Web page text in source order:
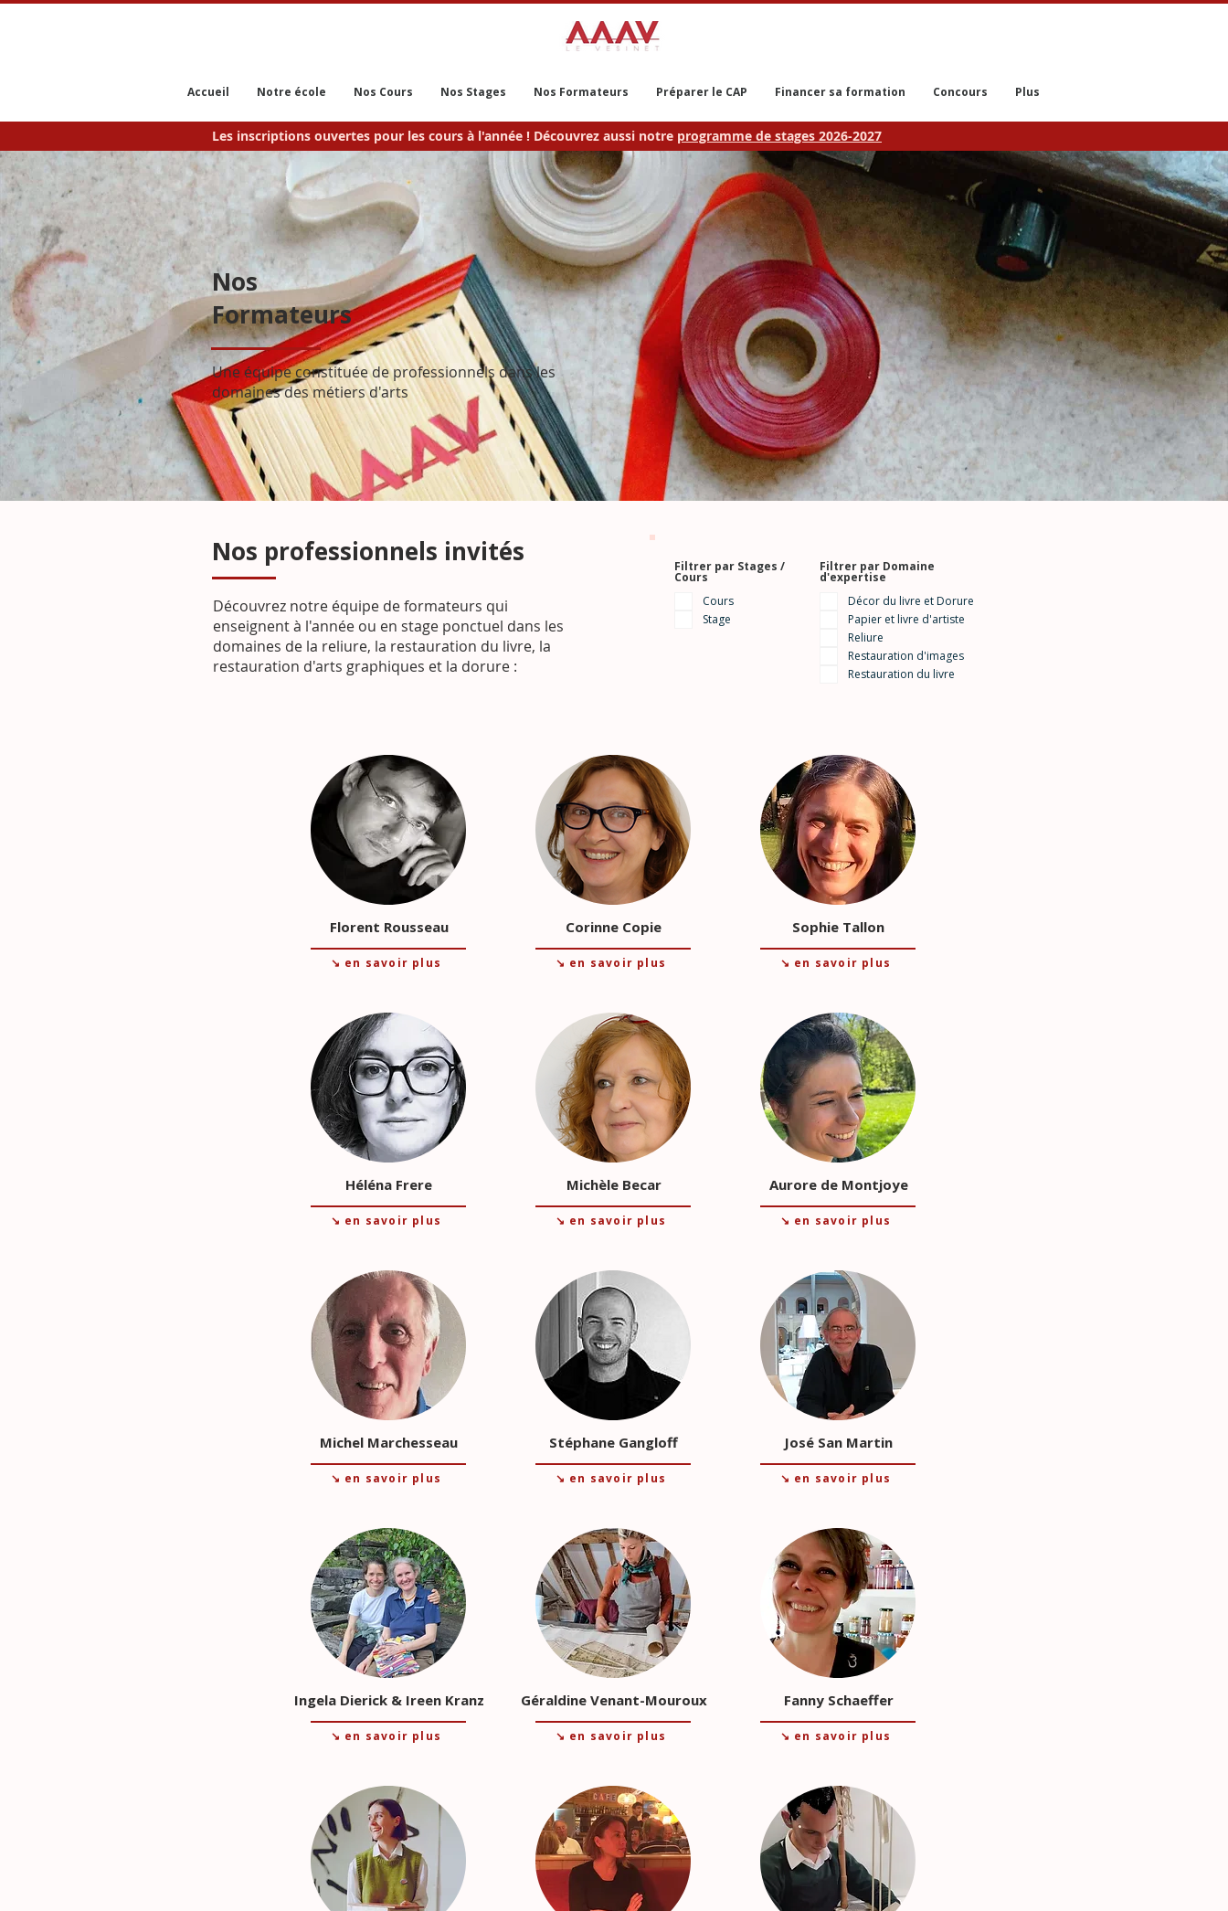
Accueil Notre école Nos Cours Nos Stages Nos Formateurs Préparer le CAP Financer sa formation Concours Plus
Les inscriptions ouvertes pour les cours à l'année ! Découvrez aussi notre programme de stages 2026-2027
Nos
Formateurs
Une équipe constituée de professionnels dans les
domaines des métiers d'arts
Nos professionnels invités
Découvrez notre équipe de formateurs qui
enseignent à l'année ou en stage ponctuel dans les
domaines de la reliure, la restauration du livre, la
restauration d'arts graphiques et la dorure :
Filtrer par Stages /
Cours
Cours
Stage
Filtrer par Domaine
d'expertise
Décor du livre et Dorure
Papier et livre d'artiste
Reliure
Restauration d'images
Restauration du livre
Florent Rousseau
↘ en savoir plus
Héléna Frere
↘ en savoir plus
Michel Marchesseau
↘ en savoir plus
Ingela Dierick & Ireen Kranz
↘ en savoir plus
Corinne Copie
↘ en savoir plus
Michèle Becar
↘ en savoir plus
Stéphane Gangloff
↘ en savoir plus
Géraldine Venant-Mouroux
↘ en savoir plus
Sophie Tallon
↘ en savoir plus
Aurore de Montjoye
↘ en savoir plus
José San Martin
↘ en savoir plus
Fanny Schaeffer
↘ en savoir plus